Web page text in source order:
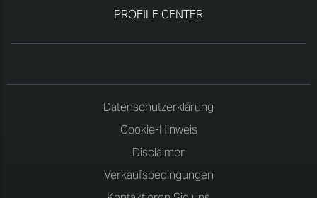
PROFILE CENTER
Datenschutzerklärung
Cookie-Hinweis
Disclaimer
Verkaufsbedingungen